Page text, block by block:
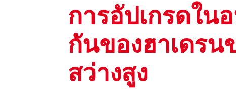
การอัปเกรดใ
กันของฮาเดร
สว่างสูง